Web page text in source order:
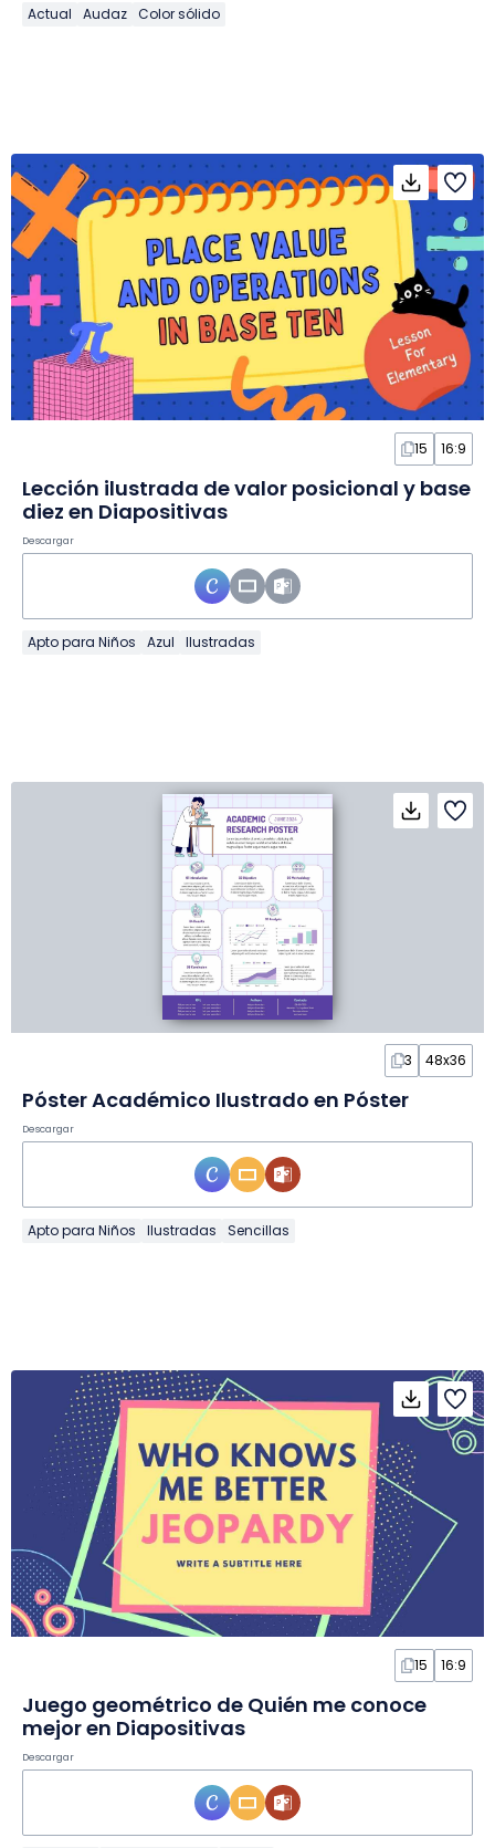
Actual Audaz Color sólido
15 16:9
Lección ilustrada de valor posicional y base
diez en Diapositivas
Descargar
Apto para Niños Azul Ilustradas
3 48x36
Póster Académico Ilustrado en Póster
Descargar
Apto para Niños Ilustradas Sencillas
15 16:9
Juego geométrico de Quién me conoce
mejor en Diapositivas
Descargar